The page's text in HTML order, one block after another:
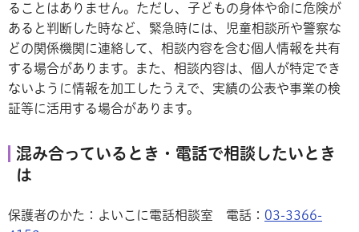
ることはありません。ただし、子どもの身体や命に危険が
あると判断した時など、緊急時には、児童相談所や警察な
どの関係機関に連絡して、相談内容を含む個人情報を共有
する場合があります。また、相談内容は、個人が特定でき
ないように情報を加工したうえで、実績の公表や事業の検
証等に活用する場合があります。
混み合っているとき・電話で相談したいとき
は
保護者のかた：よいこに電話相談室 電話： 03-3366-